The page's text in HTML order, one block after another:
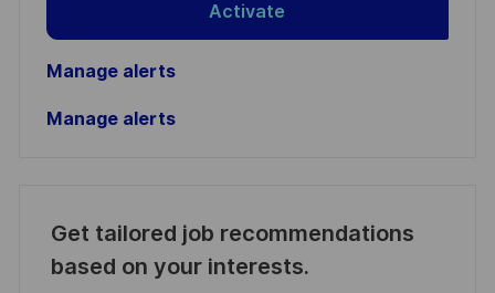
Activate
Manage alerts
Manage alerts
Get tailored job recommendations
based on your interests.